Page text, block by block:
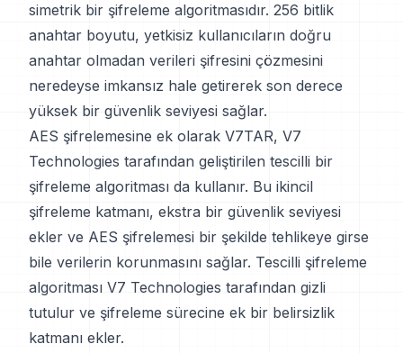
simetrik bir şifreleme algoritmasıdır. 256 bitlik
anahtar boyutu, yetkisiz kullanıcıların doğru
anahtar olmadan verileri şifresini çözmesini
neredeyse imkansız hale getirerek son derece
yüksek bir güvenlik seviyesi sağlar.
AES şifrelemesine ek olarak V7TAR, V7
Technologies tarafından geliştirilen tescilli bir
şifreleme algoritması da kullanır. Bu ikincil
şifreleme katmanı, ekstra bir güvenlik seviyesi
ekler ve AES şifrelemesi bir şekilde tehlikeye girse
bile verilerin korunmasını sağlar. Tescilli şifreleme
algoritması V7 Technologies tarafından gizli
tutulur ve şifreleme sürecine ek bir belirsizlik
katmanı ekler.